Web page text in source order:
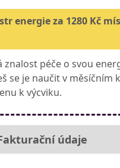
energie za 1280 Kč
péče o svou
se je naučit v měsíčním
k výcviku.
údaje